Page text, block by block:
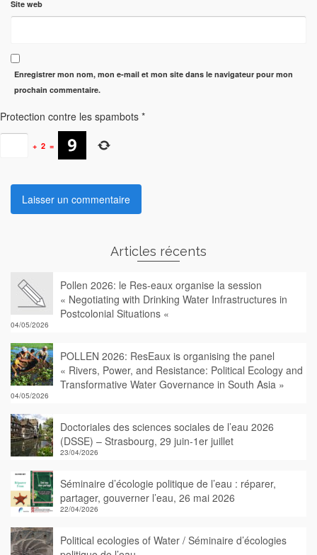
Site web
Enregistrer mon nom, mon e-mail et mon site dans le navigateur pour mon
prochain commentaire.
Protection contre les spambots *
+ 2 =
Articles récents
Pollen 2026: le Res-eaux organise la session
« Negotiating with Drinking Water Infrastructures in
Postcolonial Situations «
04/05/2026
POLLEN 2026: ResEaux is organising the panel
« Rivers, Power, and Resistance: Political Ecology and
Transformative Water Governance in South Asia »
04/05/2026
Doctoriales des sciences sociales de l’eau 2026
(DSSE) – Strasbourg, 29 juin-1er juillet
23/04/2026
Séminaire d’écologie politique de l’eau : réparer,
partager, gouverner l’eau, 26 mai 2026
22/04/2026
Political ecologies of Water / Séminaire d’écologies